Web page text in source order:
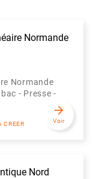
Normande
Normande
- Presse -
CREER
arrow_forward
Voir
Nord